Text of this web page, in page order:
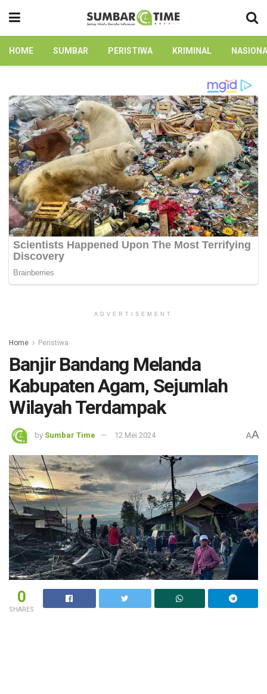
HOME SUMBAR PERISTIWA KRIMINAL
ADVERTISEMENT
Home Peristiwa
Banjir Bandang Melanda
Kabupaten Agam, Sejumlah
Wilayah Terdampak
by Sumbar Time 12 Mei 2024 AA
0
SHARES